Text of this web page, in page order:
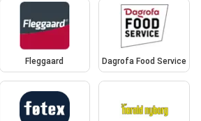
Fleggaard Dagrofa Food Service